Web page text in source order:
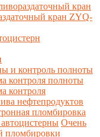
кран
кран ZYQ-
и контроль полноты
контроля полноты
контроля
нефтепродуктов
пломбировка
Очень
пломбировки